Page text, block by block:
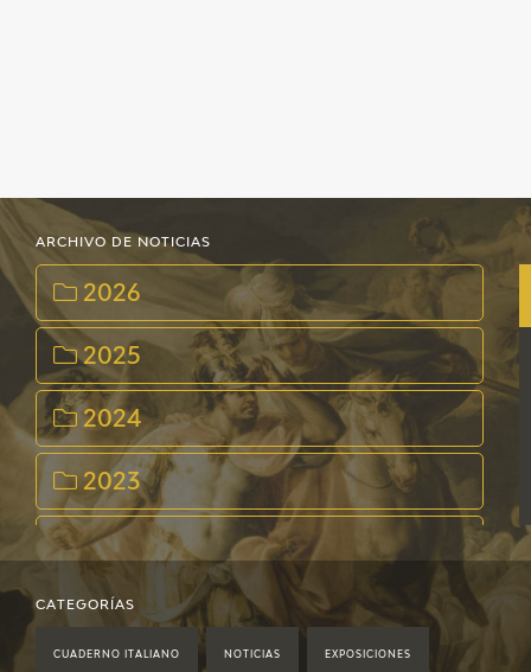
ARCHIVO DE NOTICIAS
2026
2025
2024
2023
2022
2021
CATEGORÍAS
CUADERNO ITALIANO NOTICIAS EXPOSICIONES